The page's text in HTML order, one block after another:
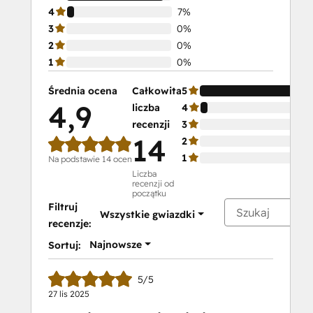
4
7%
3
0%
2
0%
1
0%
Średnia ocena
4,9
Na podstawie 14 ocen
Całkowita
liczba
recenzji
14
Liczba
recenzji od
początku
5
4
3
2
1
Filtruj
recenzje:
Wszystkie gwiazdki
Sortuj: Najnowsze
5/5
27 lis 2025